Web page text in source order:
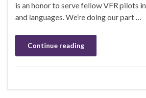
is an honor to serve fellow VFR pilots
and languages. We’re doing our part …
Continue reading